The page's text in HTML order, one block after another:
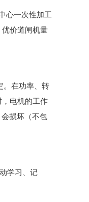
心一次性加工
价道闸机量
。在功率、转
电机的工作
损坏（不包
学习、记